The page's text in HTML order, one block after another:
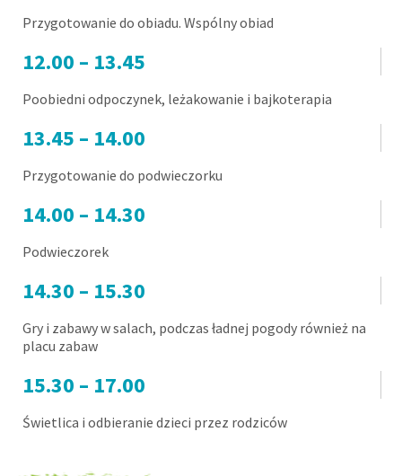
Przygotowanie do obiadu. Wspólny obiad
12.00 – 13.45
Poobiedni odpoczynek, leżakowanie i bajkoterapia
13.45 – 14.00
Przygotowanie do podwieczorku
14.00 – 14.30
Podwieczorek
14.30 – 15.30
Gry i zabawy w salach, podczas ładnej pogody również na
placu zabaw
15.30 – 17.00
Świetlica i odbieranie dzieci przez rodziców